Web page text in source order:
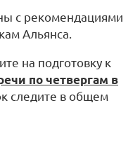
с рекомендациями
Альянса.
на подготовку к
по четвергам в
следите в общем